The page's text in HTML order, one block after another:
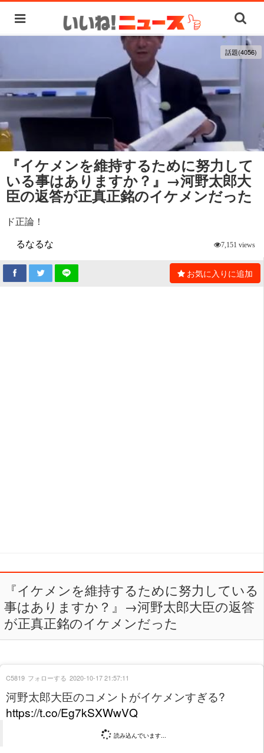
話題(4056)
『イケメンを維持するために努力して
いる事はありますか？』→河野太郎大
臣の返答が正真正銘のイケメンだった
ド正論！
るなるな
7,151 views
お気に入りに追加
『イケメンを維持するために努力している
事はありますか？』→河野太郎大臣の返答
が正真正銘のイケメンだった
河野太郎大臣のコメントがイケメンすぎる?
https://t.co/Eg7kSXWwVQ
読み込んでいます...
C5819 フォローする 2020-10-17 21:57:11